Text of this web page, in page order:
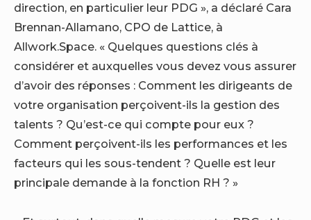
direction, en particulier leur PDG », a déclaré Cara
Brennan-Allamano, CPO de Lattice, à
Allwork.Space. « Quelques questions clés à
considérer et auxquelles vous devez vous assurer
d’avoir des réponses : Comment les dirigeants de
votre organisation perçoivent-ils la gestion des
talents ? Qu’est-ce qui compte pour eux ?
Comment perçoivent-ils les performances et les
facteurs qui les sous-tendent ? Quelle est leur
principale demande à la fonction RH ? »